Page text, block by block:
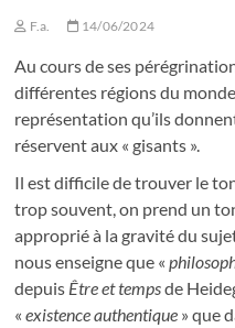
F.a. 14/06/2024
Au cours de ses
différentes régions du
représentation qu’ils
réservent aux « gisants ».
Il est difficile de trouver le
trop souvent, on prend un
approprié à la gravité du
nous enseigne que «
depuis Être et tempsde
«existence authentique » que